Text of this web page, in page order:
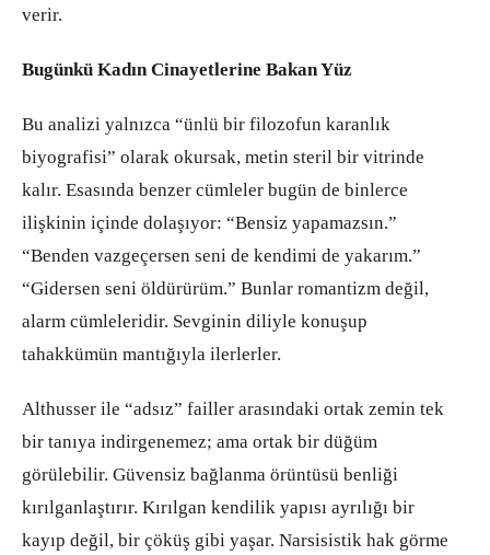
verir.
Bugünkü Kadın Cinayetlerine Bakan Yüz
Bu analizi yalnızca “ünlü bir filozofun karanlık
biyografisi” olarak okursak, metin steril bir vitrinde
kalır. Esasında benzer cümleler bugün de binlerce
ilişkinin içinde dolaşıyor: “Bensiz yapamazsın.”
“Benden vazgeçersen seni de kendimi de yakarım.”
“Gidersen seni öldürürüm.” Bunlar romantizm değil,
alarm cümleleridir. Sevginin diliyle konuşup
tahakkümün mantığıyla ilerlerler.
Althusser ile “adsız” failler arasındaki ortak zemin tek
bir tanıya indirgenemez; ama ortak bir düğüm
görülebilir. Güvensiz bağlanma örüntüsü benliği
kırılganlaştırır. Kırılgan kendilik yapısı ayrılığı bir
kayıp değil, bir çöküş gibi yaşar. Narsisistik hak görme